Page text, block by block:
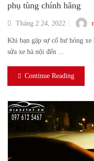
phụ tùng chính hãng
Tháng 2 24, 2022
Khi bạn gặp sự cố hư hỏng
sửa xe hà nội đến ...
Continue Reading